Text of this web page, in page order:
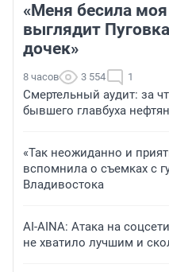
«Меня бесила
выглядит
дочек»
8 часов 3 554 1
Смертельный аудит: за
бывшего главбуха
«Так неожиданно и
вспомнила о съемках с
Владивостока
AI-AINA: Атака на
не хватило лучшим и